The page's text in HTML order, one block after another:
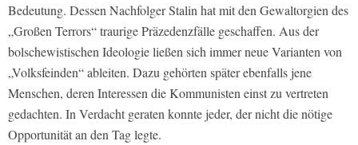
Bedeutung. Dessen Nachfolger Stalin hat mit den Gewaltorgien des
„Großen Terrors“ traurige Präzedenzfälle geschaffen. Aus der
bolschewistischen Ideologie ließen sich immer neue Varianten von
„Volksfeinden“ ableiten. Dazu gehörten später ebenfalls jene
Menschen, deren Interessen die Kommunisten einst zu vertreten
gedachten. In Verdacht geraten konnte jeder, der nicht die nötige
Opportunität an den Tag legte.